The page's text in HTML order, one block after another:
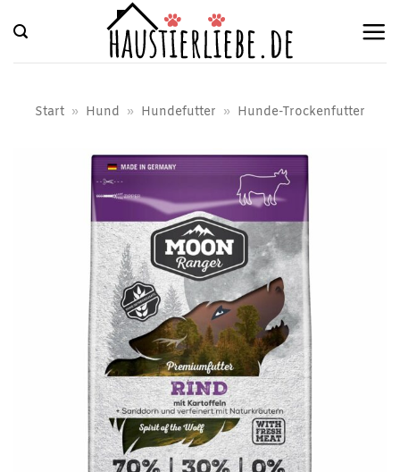
Inhalt
springen
Start » Hund » Hundefutter » Hunde-Trockenfutter